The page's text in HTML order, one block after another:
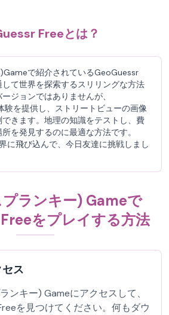
Freeとは？
で紹介されているGeoGuessr
て世界を探索するスリリングな方法
ジョンではありませんが、
験を提供し、ストリートビューの画像
きます。地理の知識をテストし、費
を発見するのに最適な方法です。
に飛び込んで、今日友達に挑戦しまし
ランキー) Gameで
をプレイする方法
ス
ンキー) Gameにアクセスして、
を見つけてください。何もダウ